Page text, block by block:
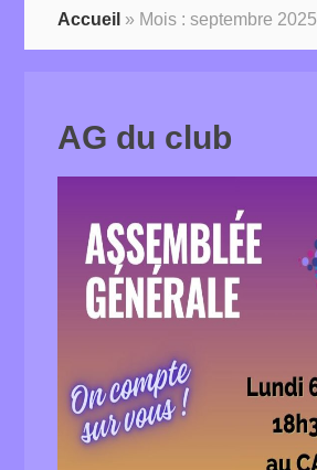
Accueil » Mois :septembre 2025
AG du club